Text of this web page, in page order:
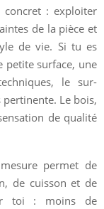
concret : exploiter
de la pièce et
de vie. Si tu es
petite surface, une
le sur-
Le bois,
de qualité
permet de
de cuisson et de
toi : moins de